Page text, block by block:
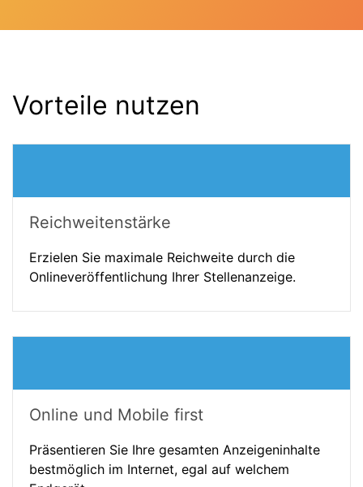
Vorteile nutzen
Reichweitenstärke
Erzielen Sie maximale Reichweite durch die
Onlineveröffentlichung Ihrer Stellenanzeige.
Online und Mobile first
Präsentieren Sie Ihre gesamten Anzeigeninhalte
bestmöglich im Internet, egal auf welchem